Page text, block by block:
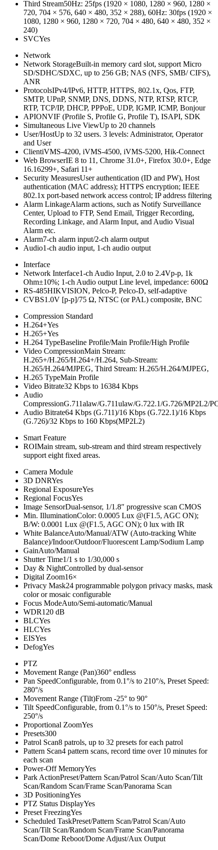
Third Stream50Hz: 25fps (1920 × 1080, 1280 × 960, 1280 ×
720, 704 × 576, 640 × 480, 352 × 288), 60Hz: 30fps (1920 ×
1080, 1280 × 960, 1280 × 720, 704 × 480, 640 × 480, 352 ×
240)
SVCYes
Network
Network StorageBuilt-in memory card slot, support Micro
SD/SDHC/SDXC, up to 256 GB; NAS (NFS, SMB/ CIFS),
ANR
ProtocolsIPv4/IPv6, HTTP, HTTPS, 802.1x, Qos, FTP,
SMTP, UPnP, SNMP, DNS, DDNS, NTP, RTSP, RTCP,
RTP, TCP/IP, DHCP, PPPoE, UDP, IGMP, ICMP, Bonjour
APIONVIF (Profile S, Profile G, Profile T), ISAPI, SDK
Simultaneous Live ViewUp to 20 channels
User/HostUp to 32 users. 3 levels: Administrator, Operator
and User
ClientiVMS-4200, iVMS-4500, iVMS-5200, Hik-Connect
Web BrowserIE 8 to 11, Chrome 31.0+, Firefox 30.0+, Edge
16.16299+, Safari 11+
Security MeasuresUser authentication (ID and PW), Host
authentication (MAC address); HTTPS encryption; IEEE
802.1x port-based network access control; IP address filtering
Alarm LinkageAlarm actions, such as Notify Surveillance
Center, Upload to FTP, Send Email, Trigger Recording,
Recording Linkage, and Alarm Input, and Audio Visual
Alarm etc.
Alarm7-ch alarm input/2-ch alarm output
Audio1-ch audio input, 1-ch audio output
Interface
Network Interface1-ch Audio Input, 2.0 to 2.4Vp-p, 1k
Ohm±10%; 1-ch Audio output Line level, impedance: 600Ω
RS-485HIKVISION, Pelco-P, Pelco-D, self-adaptive
CVBS1.0V [p-p]/75 Ω, NTSC (or PAL) composite, BNC
Compression Standard
H.264+Yes
H.265+Yes
H.264 TypeBaseline Profile/Main Profile/High Profile
Video CompressionMain Stream:
H.265+/H.265/H.264+/H.264, Sub-Stream:
H.265/H.264/MJPEG, Third Stream: H.265/H.264/MJPEG,
H.265 TypeMain Profile
Video Bitrate32 Kbps to 16384 Kbps
Audio
CompressionG.711alaw/G.711ulaw/G.722.1/G.726/MP2L2/
Audio Bitrate64 Kbps (G.711)/16 Kbps (G.722.1)/16 Kbps
(G.726)/32 Kbps to 160 Kbps(MP2L2)
Smart Feature
ROIMain stream, sub-stream and third stream respectively
support eight fixed areas.
Camera Module
3D DNRYes
Regional ExposureYes
Regional FocusYes
Image SensorDual-sensor, 1/1.8″ progressive scan CMOS
Min. IlluminationColor: 0.0005 Lux @(F1.5, AGC ON);
B/W: 0.0001 Lux @(F1.5, AGC ON); 0 lux with IR
White BalanceAuto/Manual/ATW (Auto-tracking White
Balance)/Indoor/Outdoor/Fluorescent Lamp/Sodium Lamp
GainAuto/Manual
Shutter Time1/1 s to 1/30,000 s
Day & NightControlled by dual-sensor
Digital Zoom16×
Privacy Mask24 programmable polygon privacy masks, mask
color or mosaic configurable
Focus ModeAuto/Semi-automatic/Manual
WDR120 dB
BLCYes
HLCYes
EISYes
DefogYes
PTZ
Movement Range (Pan)360° endless
Pan SpeedConfigurable, from 0.1°/s to 210°/s, Preset Speed:
280°/s
Movement Range (Tilt)From -25° to 90°
Tilt SpeedConfigurable, from 0.1°/s to 150°/s, Preset Speed:
250°/s
Proportional ZoomYes
Presets300
Patrol Scan8 patrols, up to 32 presets for each patrol
Pattern Scan4 pattern scans, record time over 10 minutes for
each scan
Power-Off MemoryYes
Park ActionPreset/Pattern Scan/Patrol Scan/Auto Scan/Tilt
Scan/Random Scan/Frame Scan/Panorama Scan
3D PositioningYes
PTZ Status DisplayYes
Preset FreezingYes
Scheduled TaskPreset/Pattern Scan/Patrol Scan/Auto
Scan/Tilt Scan/Random Scan/Frame Scan/Panorama
Scan/Dome Reboot/Dome Adjust/Aux Output